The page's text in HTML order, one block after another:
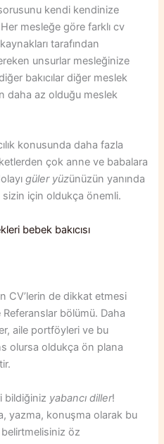
kendi kendinize
mesleğe göre farklı cv
tarafından
unsurlar mesleğinize
bakıcılar diğer meslek
daha az olduğu meslek
konusunda daha fazla
çok anne ve babalara
güler yüzünüzün yanında
sizin için oldukça önemli.
CV’lerin de dikkat etmesi
bölümü. Daha
aile portföyleri ve bu
olursa oldukça ön plana
bildiğiniz yabancı diller!
yazma, konuşma olarak bu
öz